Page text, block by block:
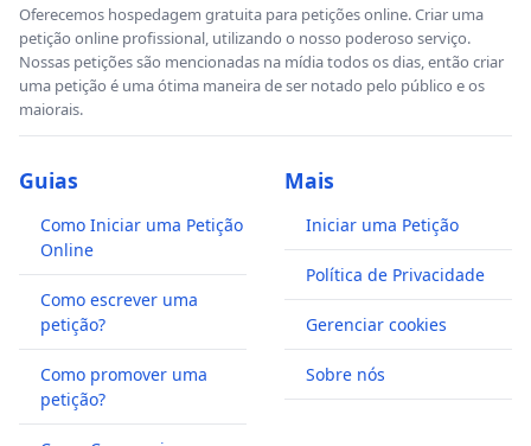
Oferecemos hospedagem gratuita para petições online. Criar uma
petição online profissional, utilizando o nosso poderoso serviço.
Nossas petições são mencionadas na mídia todos os dias, então criar
uma petição é uma ótima maneira de ser notado pelo público e os
maiorais.
Guias
Como Iniciar uma Petição
Online
Como escrever uma
petição?
Como promover uma
petição?
Mais
Iniciar uma Petição
Política de Privacidade
Gerenciar cookies
Sobre nós